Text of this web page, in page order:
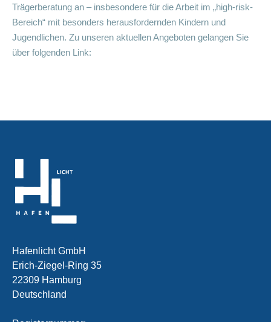
Trägerberatung an – insbesondere für die Arbeit im „high-risk-
Bereich“ mit besonders herausfordernden Kindern und
Jugendlichen. Zu unseren aktuellen Angeboten gelangen Sie
über folgenden Link:
Hafenlicht GmbH
Erich-Ziegel-Ring 35
22309 Hamburg
Deutschland